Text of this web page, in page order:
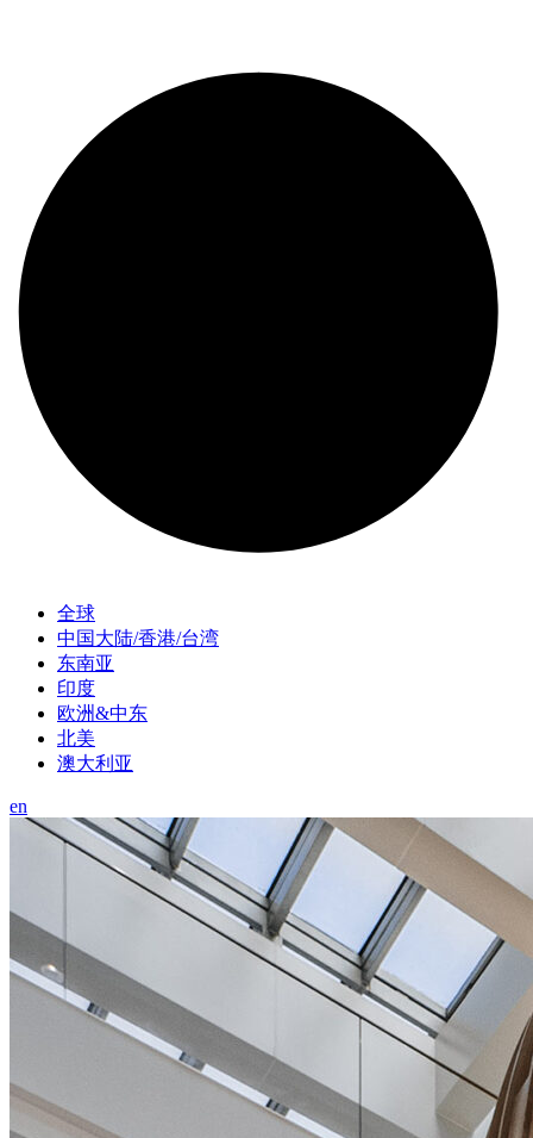
全球
中国大陆/香港/台湾
东南亚
印度
欧洲&中东
北美
澳大利亚
en